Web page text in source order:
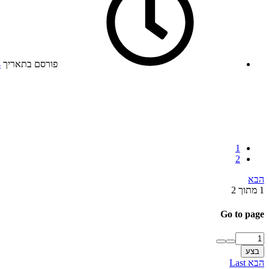
פורסם בתאריך
1
2
הבא
1 מתוך 2
Go to page
בצע
הבא Last